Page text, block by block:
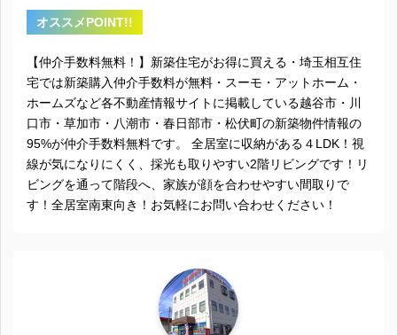
オススメPOINT!!
【仲介手数料無料！】新築住宅がお得に買える・埼玉相互住
宅では新築購入仲介手数料が無料・スーモ・アットホーム・
ホームズなど各不動産情報サイトに掲載している越谷市・川
口市・草加市・八潮市・春日部市・松伏町の新築物件情報の
95%が仲介手数料無料です。 全居室に収納がある４LDK！視
線が気になりにくく、採光も取りやすい2階リビングです！リ
ビングを通って階段へ、家族が顔を合わせやすい間取りで
す！全居室南東向き！お気軽にお問い合わせください！